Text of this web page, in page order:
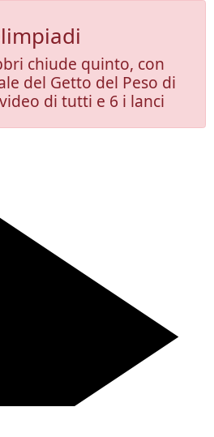
chiude quinto, con
del Getto del Peso di
di tutti e 6 i lanci